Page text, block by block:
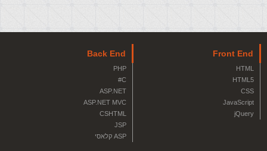
Front End
HTML
HTML5
CSS
JavaScript
jQuery
Back End
PHP
C#
ASP.NET
ASP.NET MVC
CSHTML
JSP
ASP קלאסי